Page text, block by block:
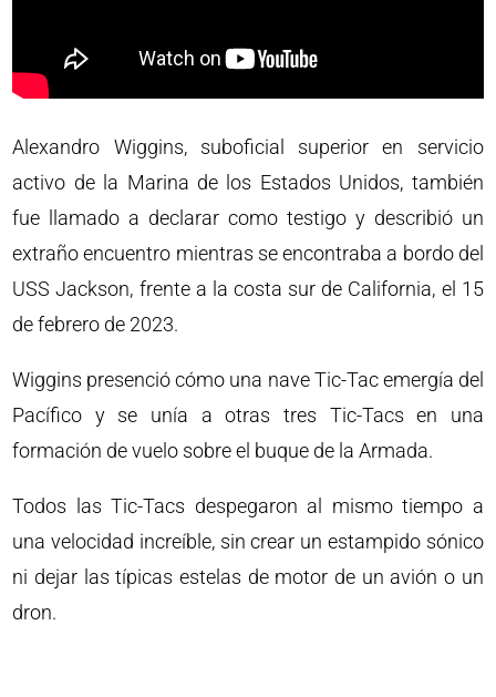
Alexandro Wiggins, suboficial superior en servicio
activo de la Marina de los Estados Unidos, también
fue llamado a declarar como testigo y describió un
extraño encuentro mientras se encontraba a bordo del
USS Jackson, frente a la costa sur de California, el 15
de febrero de 2023.
Wiggins presenció cómo una nave Tic-Tac emergía del
Pacífico y se unía a otras tres Tic-Tacs en una
formación de vuelo sobre el buque de la Armada.
Todos las Tic-Tacs despegaron al mismo tiempo a
una velocidad increíble, sin crear un estampido sónico
ni dejar las típicas estelas de motor de un avión o un
dron.